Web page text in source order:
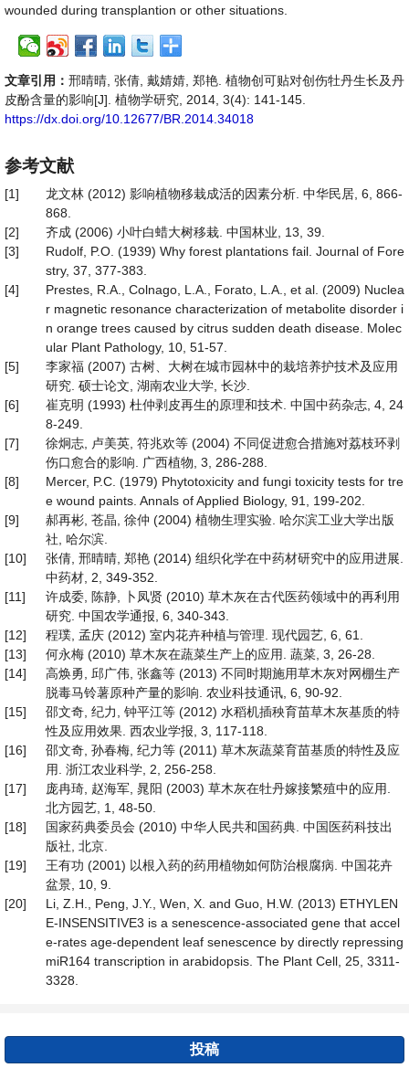
wounded during transplantion or other situations.
文章引用： 邢晴晴, 张倩, 戴婧婧, 郑艳. 植物创可贴对创伤牡丹生长及丹
皮酚含量的影响[J]. 植物学研究, 2014, 3(4): 141-145.
https://dx.doi.org/10.12677/BR.2014.34018
参考文献
[1]
龙文林 (2012) 影响植物移栽成活的因素分析. 中华民居, 6, 866-
868.
[2]
齐成 (2006) 小叶白蜡大树移栽. 中国林业, 13, 39.
[3]
Rudolf, P.O. (1939) Why forest plantations fail. Journal of Fore
stry, 37, 377-383.
[4]
Prestes, R.A., Colnago, L.A., Forato, L.A., et al. (2009) Nuclea
r magnetic resonance characterization of metabolite disorder i
n orange trees caused by citrus sudden death disease. Molec
ular Plant Pathology, 10, 51-57.
[5]
李家福 (2007) 古树、大树在城市园林中的栽培养护技术及应用
研究. 硕士论文, 湖南农业大学, 长沙.
[6]
崔克明 (1993) 杜仲剥皮再生的原理和技术. 中国中药杂志, 4, 24
8-249.
[7]
徐炯志, 卢美英, 符兆欢等 (2004) 不同促进愈合措施对荔枝环剥
伤口愈合的影响. 广西植物, 3, 286-288.
[8]
Mercer, P.C. (1979) Phytotoxicity and fungi toxicity tests for tre
e wound paints. Annals of Applied Biology, 91, 199-202.
[9]
郝再彬, 苍晶, 徐仲 (2004) 植物生理实验. 哈尔滨工业大学出版
社, 哈尔滨.
[10]
张倩, 邢晴晴, 郑艳 (2014) 组织化学在中药材研究中的应用进展.
中药材, 2, 349-352.
[11]
许成委, 陈静, 卜凤贤 (2010) 草木灰在古代医药领域中的再利用
研究. 中国农学通报, 6, 340-343.
[12]
程璞, 孟庆 (2012) 室内花卉种植与管理. 现代园艺, 6, 61.
[13]
何永梅 (2010) 草木灰在蔬菜生产上的应用. 蔬菜, 3, 26-28.
[14]
高焕勇, 邱广伟, 张鑫等 (2013) 不同时期施用草木灰对网棚生产
脱毒马铃薯原种产量的影响. 农业科技通讯, 6, 90-92.
[15]
邵文奇, 纪力, 钟平江等 (2012) 水稻机插秧育苗草木灰基质的特
性及应用效果. 西农业学报, 3, 117-118.
[16]
邵文奇, 孙春梅, 纪力等 (2011) 草木灰蔬菜育苗基质的特性及应
用. 浙江农业科学, 2, 256-258.
[17]
庞冉琦, 赵海军, 晁阳 (2003) 草木灰在牡丹嫁接繁殖中的应用.
北方园艺, 1, 48-50.
[18]
国家药典委员会 (2010) 中华人民共和国药典. 中国医药科技出
版社, 北京.
[19]
王有功 (2001) 以根入药的药用植物如何防治根腐病. 中国花卉
盆景, 10, 9.
[20]
Li, Z.H., Peng, J.Y., Wen, X. and Guo, H.W. (2013) ETHYLEN
E-INSENSITIVE3 is a senescence-associated gene that accel
e-rates age-dependent leaf senescence by directly repressing
miR164 transcription in arabidopsis. The Plant Cell, 25, 3311-
3328.
投稿